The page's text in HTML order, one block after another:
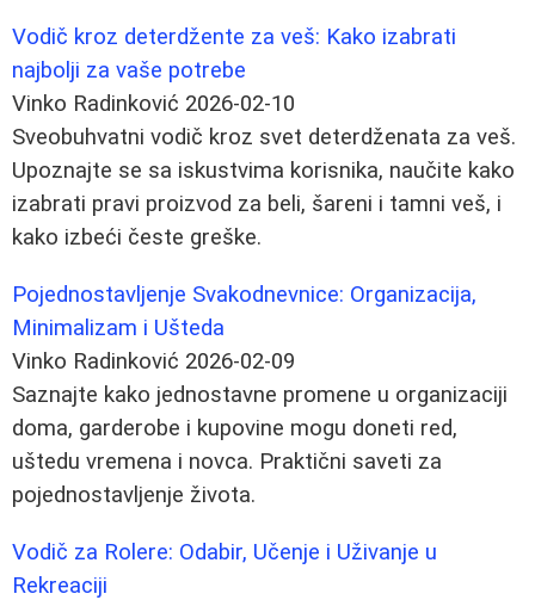
Vodič kroz deterdžente za veš: Kako izabrati
najbolji za vaše potrebe
Vinko Radinković 2026-02-10
Sveobuhvatni vodič kroz svet deterdženata za veš.
Upoznajte se sa iskustvima korisnika, naučite kako
izabrati pravi proizvod za beli, šareni i tamni veš, i
kako izbeći česte greške.
Pojednostavljenje Svakodnevnice: Organizacija,
Minimalizam i Ušteda
Vinko Radinković 2026-02-09
Saznajte kako jednostavne promene u organizaciji
doma, garderobe i kupovine mogu doneti red,
uštedu vremena i novca. Praktični saveti za
pojednostavljenje života.
Vodič za Rolere: Odabir, Učenje i Uživanje u
Rekreaciji